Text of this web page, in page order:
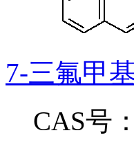
7-三氟甲
CAS号：